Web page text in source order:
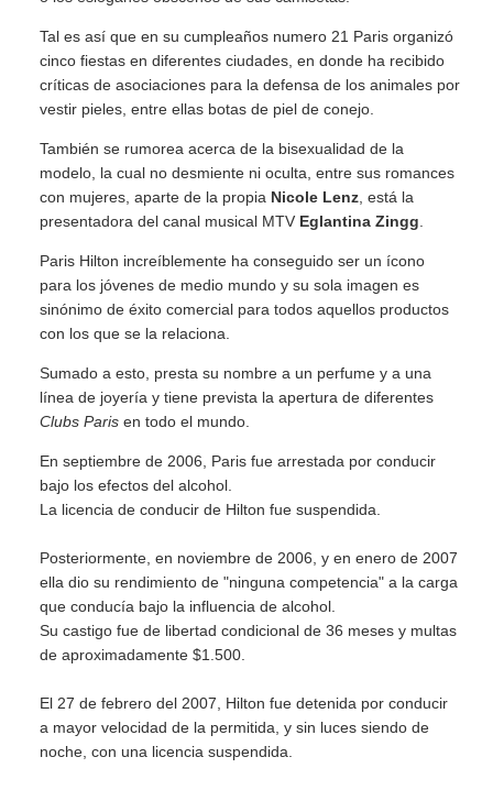
Tal es así que en su cumpleaños numero 21 Paris organizó
cinco fiestas en diferentes ciudades, en donde ha recibido
críticas de asociaciones para la defensa de los animales por
vestir pieles, entre ellas botas de piel de conejo.
También se rumorea acerca de la bisexualidad de la
modelo, la cual no desmiente ni oculta, entre sus romances
con mujeres, aparte de la propia Nicole Lenz , está la
presentadora del canal musical MTV Eglantina Zingg
Paris Hilton increíblemente ha conseguido ser un ícono
para los jóvenes de medio mundo y su sola imagen es
sinónimo de éxito comercial para todos aquellos productos
con los que se la relaciona.
Sumado a esto, presta su nombre a un perfume y a una
línea de joyería y tiene prevista la apertura de diferentes
Clubs Paris en todo el mundo.
En septiembre de 2006, Paris fue arrestada por conducir
bajo los efectos del alcohol.
La licencia de conducir de Hilton fue suspendida.
Posteriormente, en noviembre de 2006, y en enero de 2007
ella dio su rendimiento de "ninguna competencia" a la carga
que conducía bajo la influencia de alcohol.
Su castigo fue de libertad condicional de 36 meses y multas
de aproximadamente $1.500.
El 27 de febrero del 2007, Hilton fue detenida por conducir
a mayor velocidad de la permitida, y sin luces siendo de
noche, con una licencia suspendida.